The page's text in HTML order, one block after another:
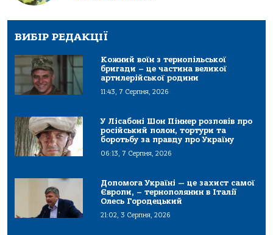
ВИБІР РЕДАКЦІЇ
Кожний воїн з тернопільської
бригади – це частина великої
артилерійської родини
11:43, 7 Серпня, 2026
У Лісабоні Шон Піннер розповів про
російський полон, тортури та
боротьбу за правду про Україну
06:13, 7 Серпня, 2026
Допомога Україні — це захист самої
Європи, – тернополянин в Італії
Олесь Городецький
21:02, 3 Серпня, 2026